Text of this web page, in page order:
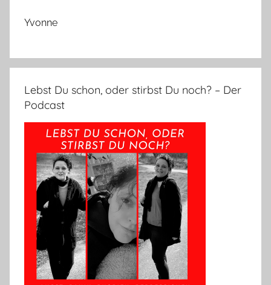
Yvonne
Lebst Du schon, oder stirbst Du noch? – Der
Podcast